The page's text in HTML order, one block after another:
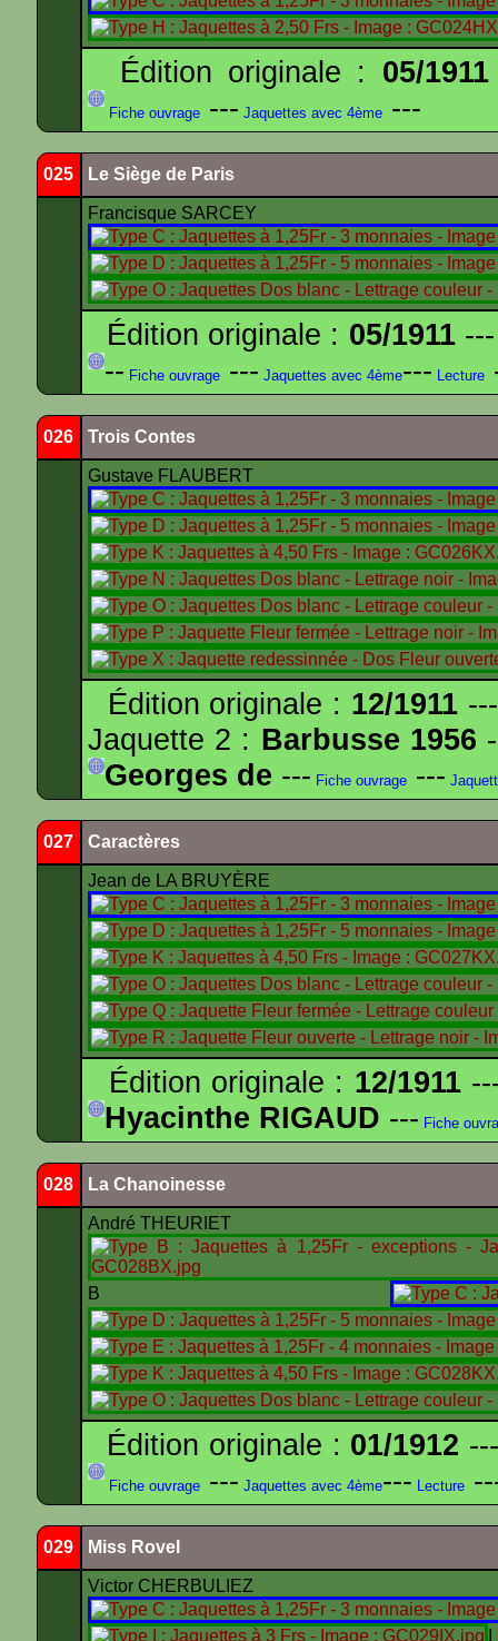
Édition originale : 05/1911
Fiche ouvrage --- Jaquettes avec 4ème ---
025 Le Siège de Paris
Francisque SARCEY
Édition originale : 05/1911---
-- Fiche ouvrage --- Jaquettes avec 4ème--- Lecture
026 Trois Contes
Gustave FLAUBERT
Édition originale : 12/1911
Jaquette 2 : Barbusse 1956
Georges de --- Fiche ouvrage ---
027 Caractères
Jean de LA BRUYÈRE
Édition originale : 12/1911
Hyacinthe RIGAUD --- Fiche
028 La Chanoinesse
André THEURIET
B
Édition originale : 01/1912
Fiche ouvrage --- Jaquettes avec 4ème--- Lecture
029 Miss Rovel
Victor CHERBULIEZ